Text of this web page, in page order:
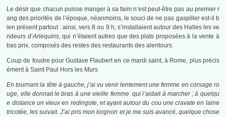
Le désir que chacun puisse manger à sa faim n’est peut-être pas au premier r
ang des priorités de l’époque, néanmoins, le souci de ne pas gaspiller est-il b
ien présent partout : ainsi, vers 8 ou 9 h, s’installaient autour des Halles les ve
ndeurs d’Arlequins, qui n’étaient autres que des plats proposées à la vente à
bas prix, composés des restes des restaurants des alentours.
Coup de foudre pour Gustave Flaubert en ce mardi saint, à Rome, plus précis
ément à Saint Paul Hors les Murs
En tournant la tête à gauche, j’ai vu venir lentement une femme en corsage ro
uge, elle donnait le bras à une vieille femme qui l’aidait à marcher ; à quelqu
e distance un vieux en redingote, et ayant autour du cou une cravate en laine
tricotée, les suivait. J’ai pris mon lorgnon et je me suis avancé, quelque chose